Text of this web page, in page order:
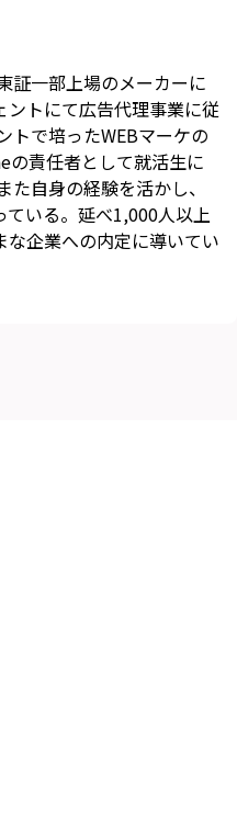
証一部上場のメーカーに
トにて広告代理事業に従
トで培ったWEBマーケの
の責任者として就活生に
自身の経験を活かし、
いる。延べ1,000人以上
企業への内定に導いてい